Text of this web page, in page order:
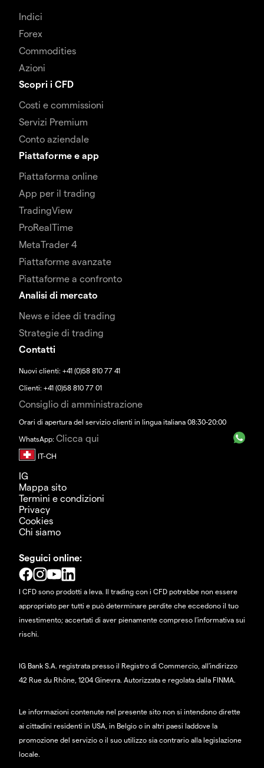
Indici
Forex
Commodities
Azioni
Scopri i CFD
Costi e commissioni
Servizi Premium
Conto aziendale
Piattaforme e app
Piattaforma online
App per il trading
TradingView
ProRealTime
MetaTrader 4
Piattaforme avanzate
Piattaforme a confronto
Analisi di mercato
News e idee di trading
Strategie di trading
Contatti
Nuovi clienti: +41 (0)58 810 77 41
Clienti: +41 (0)58 810 77 01
Consiglio di amministrazione
Orari di apertura del servizio clienti in lingua italiana 08:30-20:00
WhatsApp: Clicca qui
IG
Mappa sito
Termini e condizioni
Privacy
Cookies
Chi siamo
Seguici online:
I CFD sono prodotti a leva. Il trading con i CFD potrebbe non essere
appropriato per tutti e può determinare perdite che eccedono il tuo
investimento; accertati di aver pienamente compreso l'informativa sui
rischi.
IG Bank S.A. registrata presso il Registro di Commercio, all'indirizzo
42 Rue du Rhône, 1204 Ginevra. Autorizzata e regolata dalla FINMA.
Le informazioni contenute nel presente sito non si intendono dirette
ai cittadini residenti in USA, in Belgio o in altri paesi laddove la
promozione del servizio o il suo utilizzo sia contrario alla legislazione
locale.